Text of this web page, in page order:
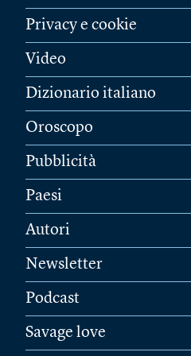
Privacy e cookie
Video
Dizionario italiano
Oroscopo
Pubblicità
Paesi
Autori
Newsletter
Podcast
Savage love